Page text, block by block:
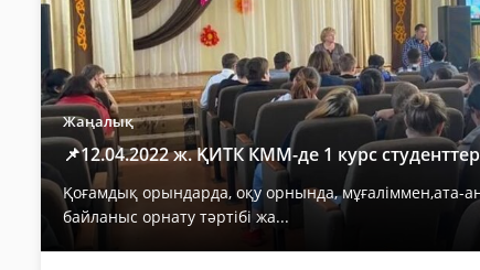
Жаңалық
📌12.04.2022 ж. ҚИТК КММ-де 1 курс
Қоғамдық орындарда, оқу орнында, мұғаліммен,ата-
байланыс орнату тәртібі жа...